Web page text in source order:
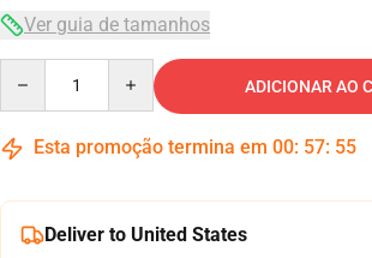
Ver guia de tamanhos
ADICIONAR AO
Esta promoção termina em 00: 57: 54
Deliver to United States